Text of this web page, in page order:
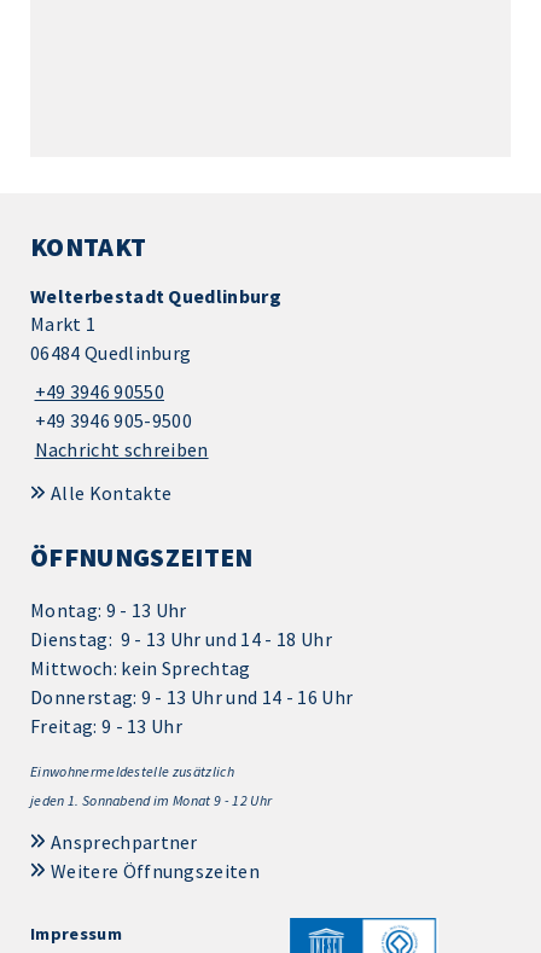
KONTAKT
Welterbestadt Quedlinburg
Markt 1
06484 Quedlinburg
+49 3946 90550
+49 3946 905-9500
Nachricht schreiben
Alle Kontakte
ÖFFNUNGSZEITEN
Montag: 9 - 13 Uhr
Dienstag: 9 - 13 Uhr und 14 - 18 Uhr
Mittwoch: kein Sprechtag
Donnerstag: 9 - 13 Uhr und 14 - 16 Uhr
Freitag: 9 - 13 Uhr
Einwohnermeldestelle zusätzlich
jeden 1. Sonnabend im Monat 9 - 12 Uhr
Ansprechpartner
Weitere Öffnungszeiten
Impressum